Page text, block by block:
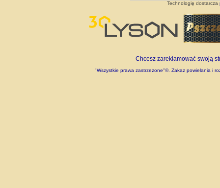
Technologię dostarcza
Chcesz zareklamować swoją
"Wszystkie prawa zastrzeżone"©. Zakaz powielania i